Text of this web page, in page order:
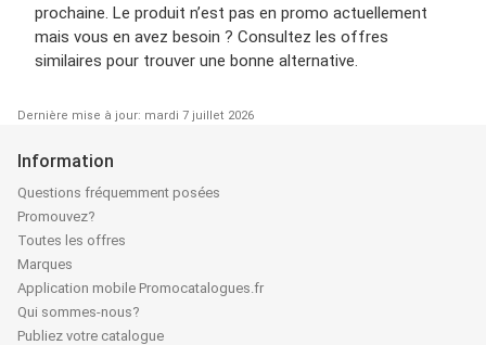
prochaine. Le produit n’est pas en promo actuellement
mais vous en avez besoin ? Consultez les offres
similaires pour trouver une bonne alternative.
Dernière mise à jour: mardi 7 juillet 2026
Information
Questions fréquemment posées
Promouvez?
Toutes les offres
Marques
Application mobile Promocatalogues.fr
Qui sommes-nous?
Publiez votre catalogue